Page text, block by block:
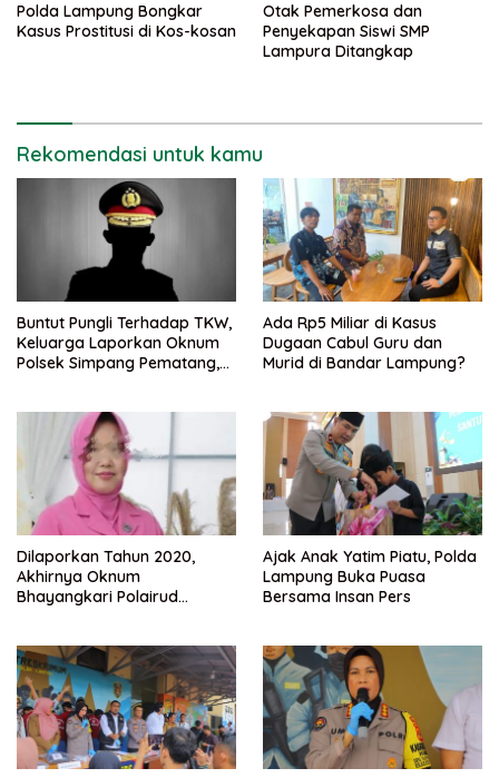
Polda Lampung Bongkar
Kasus Prostitusi di Kos-kosan
Otak Pemerkosa dan
Penyekapan Siswi SMP
Lampura Ditangkap
Rekomendasi untuk kamu
Buntut Pungli Terhadap TKW,
Keluarga Laporkan Oknum
Polsek Simpang Pematang,
Ada Rp5 Miliar di Kasus
Dugaan Cabul Guru dan
Murid di Bandar Lampung?
Dilaporkan Tahun 2020,
Akhirnya Oknum
Bhayangkari Polairud
Ajak Anak Yatim Piatu, Polda
Lampung Buka Puasa
Bersama Insan Pers